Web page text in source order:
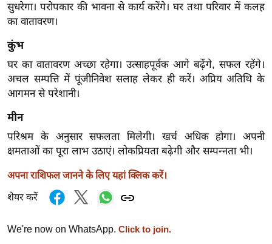
बॉ
ली
वु
ड
हॉ
ली
ड
फि
ल्म
स
क्षा
r
सुधरेगा। परोपकार की भावना से कार्य करेंगे। घर तथा परिवार में कलह
का वातावरण।
कुंभ
घर का वातावरण अच्छा रहेगा। उत्साहपूर्वक आगे बढ़ेंगे, सफल रहेंगे।
अचल सम्पत्ति में पूंजीनिवेश सलाह लेकर ही करें। अप्रिय अतिथि के
आगमन से परेशानी।
मीन
परिश्रम के अनुसार सफलता मिलेगी। खर्च अधिक होगा। अपनी
क्षमताओं का पूरा लाभ उठाएं। लोकप्रियता बढ़ेगी और सम्पन्नता भी।
अपना राशिफल जानने के लिए यहां क्लिक करें।
शेयर करें
We're now on WhatsApp. Click to join.